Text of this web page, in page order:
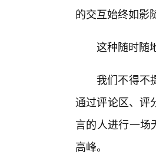
的交互始终如影
这种随时随
我们不得不
通过评论区、评
言的人进行一场
高峰。